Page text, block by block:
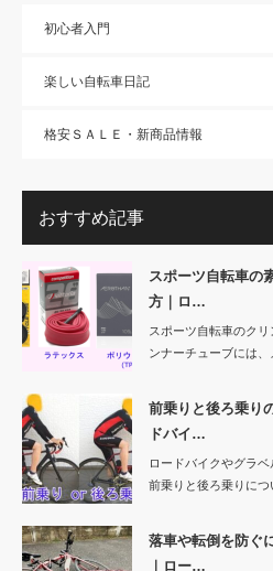
初心者入門
楽しい自転車日記
格安ＳＡＬＥ・新商品情報
おすすめ記事
スポーツ自転車の
方｜ロ…
スポーツ自転車のク
ンナーチューブには、
前乗りと後ろ乗り
ドバイ…
ロードバイクやグラ
前乗りと後ろ乗りにつ
落車や転倒を防ぐ
｜ロー…